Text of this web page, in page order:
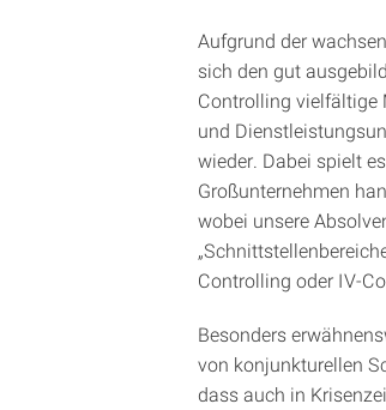
Aufgrund der
sich den gut
Controlling vielfältige
und
wieder. Dabei spielt
Großunternehmen
wobei unsere
Controlling oder IV-
Besonders
von konjunkturellen
dass auch in